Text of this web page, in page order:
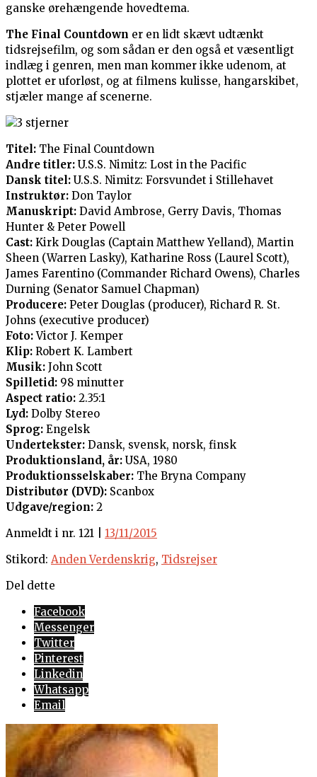
ganske ørehængende hovedtema.
The Final Countdown er en lidt skævt udtænkt
tidsrejsefilm, og som sådan er den også et væsentligt
indlæg i genren, men man kommer ikke udenom, at
plottet er uforløst, og at filmens kulisse, hangarskibet,
stjæler mange af scenerne.
Titel: The Final Countdown
Andre titler: U.S.S. Nimitz: Lost in the Pacific
Dansk titel: U.S.S. Nimitz: Forsvundet i Stillehavet
Instruktør: Don Taylor
Manuskript: David Ambrose, Gerry Davis, Thomas
Hunter & Peter Powell
Cast: Kirk Douglas (Captain Matthew Yelland), Martin
Sheen (Warren Lasky), Katharine Ross (Laurel Scott),
James Farentino (Commander Richard Owens), Charles
Durning (Senator Samuel Chapman)
Producere: Peter Douglas (producer), Richard R. St.
Johns (executive producer)
Foto:Victor J. Kemper
Klip: Robert K. Lambert
Musik: John Scott
Spilletid: 98 minutter
Aspect ratio: 2.35:1
Lyd: Dolby Stereo
Sprog: Engelsk
Undertekster: Dansk, svensk, norsk, finsk
Produktionsland, år: USA, 1980
Produktionsselskaber: The Bryna Company
Distributør (DVD): Scanbox
Udgave/region: 2
Anmeldt i nr. 121 | 13/11/2015
Stikord: Anden Verdenskrig, Tidsrejser
Del dette
Facebook
Messenger
Twitter
Pinterest
Linkedin
Whatsapp
Email